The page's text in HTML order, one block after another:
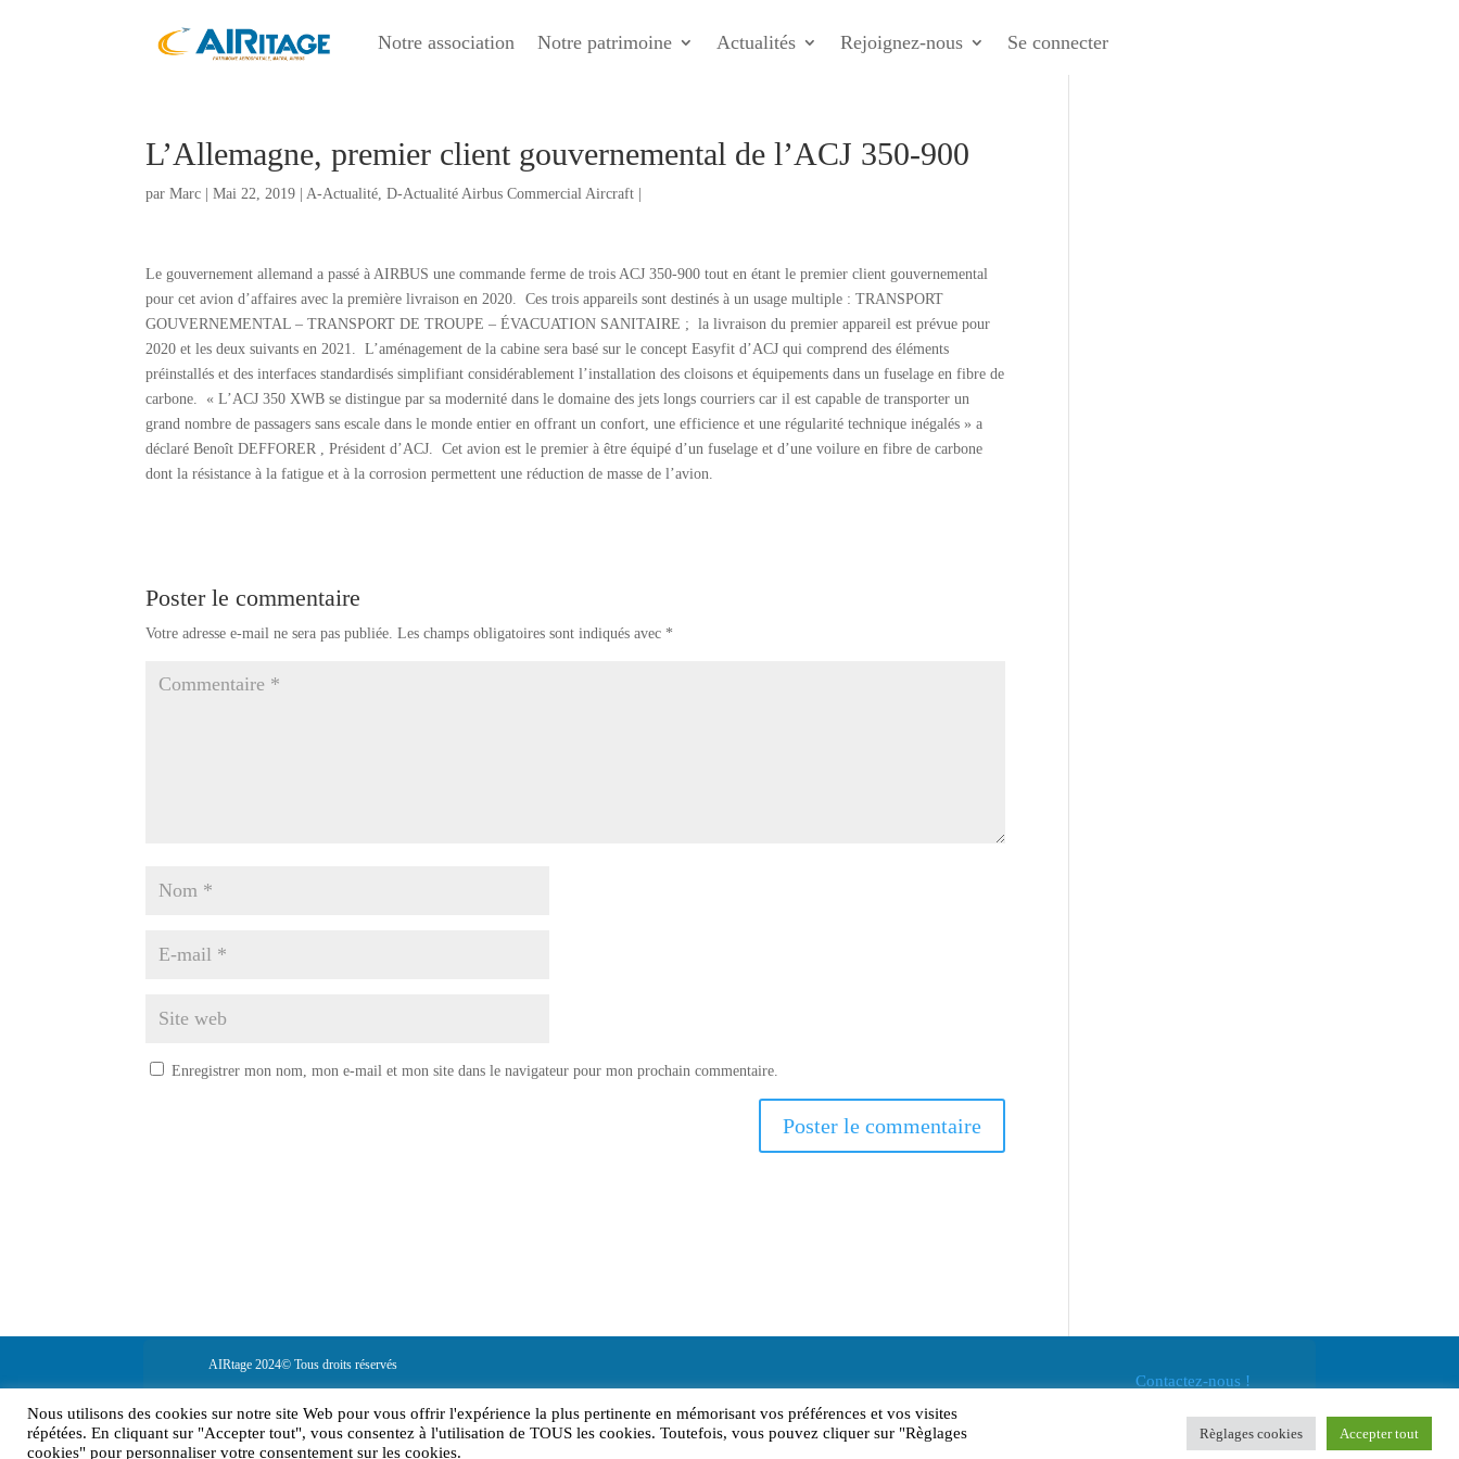
Notre association Notre patrimoine Actualités Rejoignez-nous Se connecter
L’Allemagne, premier client gouvernemental de l’ACJ 350-900
parMarc |Mai 22, 2019 |A-Actualité,D-Actualité Airbus Commercial Aircraft
Le gouvernement allemand a passé à AIRBUS une commande ferme de trois ACJ 350-900 tout en étant le premier client gouvernemental
pour cet avion d’affaires avec la première livraison en 2020. Ces trois appareils sont destinés à un usage multiple : TRANSPORT
GOUVERNEMENTAL – TRANSPORT DE TROUPE – ÉVACUATION SANITAIRE ; la livraison du premier appareil est prévue pour
2020 et les deux suivants en 2021. L’aménagement de la cabine sera basé sur le concept Easyfit d’ACJ qui comprend des éléments
préinstallés et des interfaces standardisés simplifiant considérablement l’installation des cloisons et équipements dans un fuselage en fibre de
carbone. « L’ACJ 350 XWB se distingue par sa modernité dans le domaine des jets longs courriers car il est capable de transporter un
grand nombre de passagers sans escale dans le monde entier en offrant un confort, une efficience et une régularité technique inégalés » a
déclaré Benoît DEFFORER , Président d’ACJ. Cet avion est le premier à être équipé d’un fuselage et d’une voilure en fibre de carbone
dont la résistance à la fatigue et à la corrosion permettent une réduction de masse de l’avion.
Poster le commentaire
Votre adresse e-mail ne sera pas publiée. Les champs obligatoires sont indiqués avec *
Enregistrer mon nom, mon e-mail et mon site dans le navigateur pour mon prochain commentaire.
AIRtage 2024© Tous droits réservés
Contactez-nous !
Nous utilisons des cookies sur notre site Web pour vous offrir l'expérience la plus pertinente en mémorisant vos préférences et vos visites
répétées. En cliquant sur "Accepter tout", vous consentez à l'utilisation de TOUS les cookies. Toutefois, vous pouvez cliquer sur "Règlages
cookies" pour personnaliser votre consentement sur les cookies.
Règlages cookies Accepter tout